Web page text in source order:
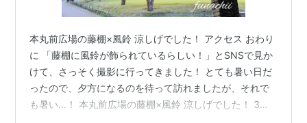
本丸前広場の藤棚×風鈴 涼しげでした！ アクセス おわり
に 「藤棚に風鈴が飾られているらしい！」とSNSで見か
けて、さっそく撮影に行ってきました！ とても暑い日だ
ったので、夕方になるのを待って訪れましたが、それで
も暑い…！ 本丸前広場の藤棚×風鈴 涼しげでした！ 3色